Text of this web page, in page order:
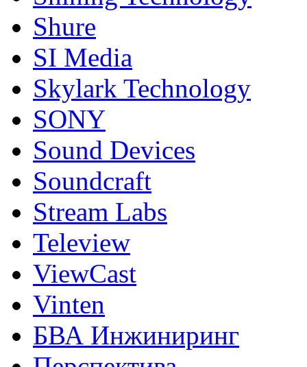
Shure
SI Media
Skylark Technology
SONY
Sound Devices
Soundcraft
Stream Labs
Teleview
ViewCast
Vinten
БВА Инжиниринг